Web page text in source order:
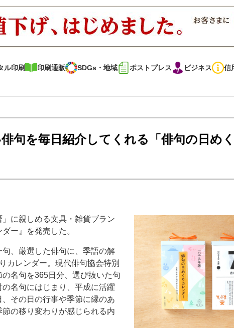
ル印刷 印刷通販 SDGs・地域 ポストプレス ビジネス 信
ンテンツ インタビュー コレクション
年鑑
イトポリシー お問い合わせ
句を毎日紹介してくれる「俳句の日め
に親しめる文具・雑貨ブラン
ー』を発売した。
句、厳選した俳句に、季語の解
カレンダー。現代俳句協会特別
名句を365日分、選び抜いた句
名句にはじまり、平成に活躍
その日の行事や季節に縁のあ
の移り変わりが感じられる内